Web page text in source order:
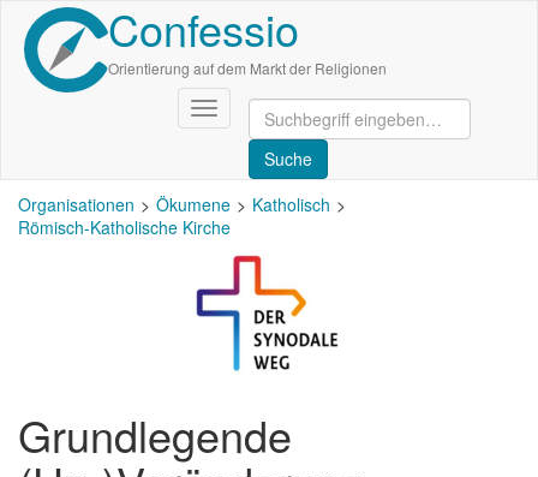
Direkt
zum
Inhalt
Confessio
Orientierung auf dem Markt der Religionen
Navigation
aktivieren/deaktivieren
Organisationen Ökumene
Katholisch
Römisch-Katholische Kirche
Grundlegende